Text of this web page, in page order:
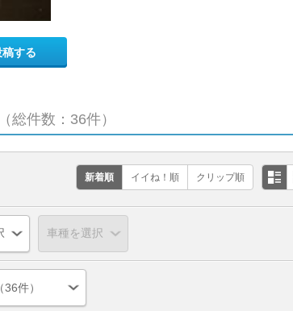
する
（総件数：36件）
新着順 イイね！順 クリップ順
件）